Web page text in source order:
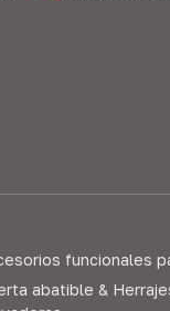
funcionales
abatible &